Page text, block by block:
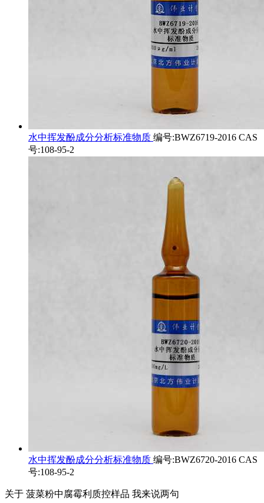
水中挥发酚成分分析标准物质 编号:BWZ6719-2016 CAS
号:108-95-2
水中挥发酚成分分析标准物质 编号:BWZ6720-2016 CAS
号:108-95-2
关于 菠菜粉中腐霉利质控样品 我来说两句